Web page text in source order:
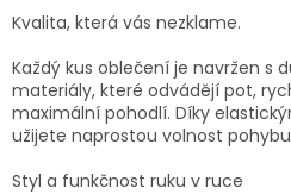
y
v
ý
p
Kvalita, která vás nezklame.
Každý kus oblečení je navržen s
materiály, které odvádějí pot,
maximální pohodlí. Díky
užijete naprostou volnost
Styl a funkčnost ruku v ruce